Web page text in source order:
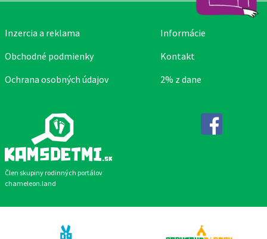
Člen skupiny rodinných portálov
chameleon.land
Inzercia a reklama
Obchodné podmienky
Ochrana osobných údajov
Informácie
Kontakt
2% z dane